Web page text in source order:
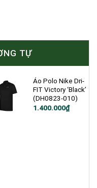
TỰ
Áo Polo Nike Dri-
FIT Victory ‘Black’
(DH0823-010)
1.400.000₫